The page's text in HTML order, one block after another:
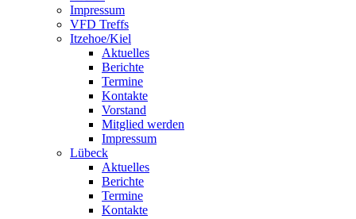
Impressum
VFD Treffs
Itzehoe/Kiel
Aktuelles
Berichte
Termine
Kontakte
Vorstand
Mitglied werden
Impressum
Lübeck
Aktuelles
Berichte
Termine
Kontakte